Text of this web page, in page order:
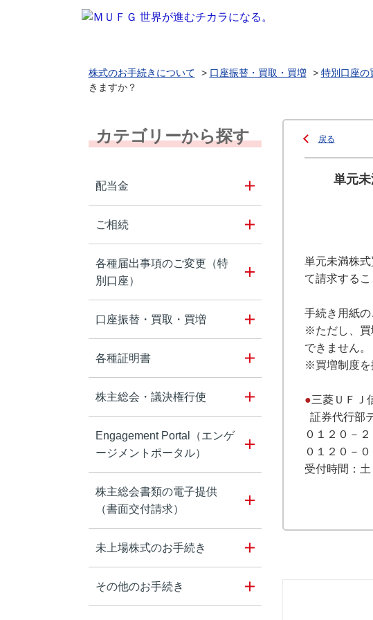
株式のお手続きについて > 口座振替・買取・買増 > 特別口座の
きますか？
カテゴリーから探す
配当金
ご相続
各種届出事項のご変更（特
別口座）
口座振替・買取・買増
各種証明書
株主総会・議決権行使
Engagement Portal（エンゲ
ージメントポータル）
株主総会書類の電子提供
（書面交付請求）
未上場株式のお手続き
その他のお手続き
戻る
単元
単元未満株
て請求するこ
手続き用紙
※ただし、買
できません。
※買増制度を
●三菱ＵＦＪ
証券代行部
０１２０－
０１２０－
受付時間：